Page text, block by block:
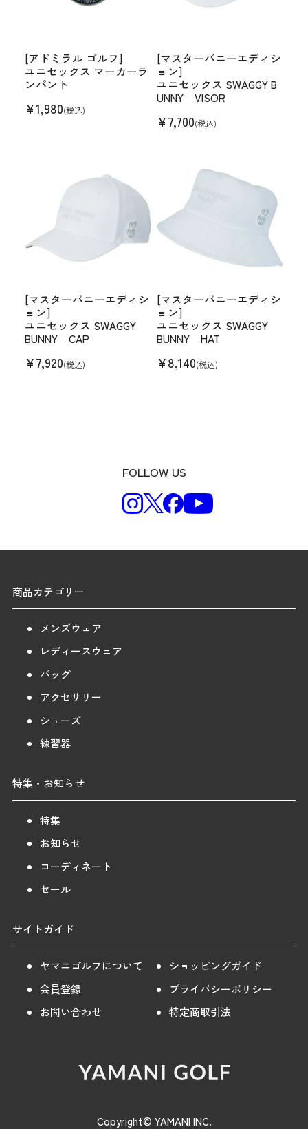
[アドミラル ゴルフ]
ユニセックス マーカーラ
ンパント
¥1,980(税込)
[マスターバニーエディシ
ョン]
ユニセックス SWAGGY B
UNNY VISOR
¥7,700(税込)
[マスターバニーエディシ
ョン]
ユニセックス SWAGGY
BUNNY CAP
¥7,920(税込)
[マスターバニーエディシ
ョン]
ユニセックス SWAGGY
BUNNY HAT
¥8,140(税込)
FOLLOW US
商品カテゴリー
メンズウェア
レディースウェア
バッグ
アクセサリー
シューズ
練習器
特集・お知らせ
特集
お知らせ
コーディネート
セール
サイトガイド
ヤマニゴルフについて
ショッピングガイド
会員登録
プライバシーポリシー
お問い合わせ
特定商取引法
Copyright© YAMANI INC.